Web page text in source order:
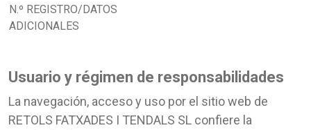
N.º REGISTRO/DATOS
ADICIONALES
Usuario y régimen de responsabilidades
La navegación, acceso y uso por el sitio web de
RETOLS FATXADES I TENDALS SL confiere la